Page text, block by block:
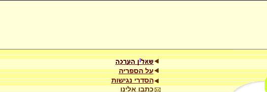
על הספריה
הסדרי נגישות
כתבו אלינו